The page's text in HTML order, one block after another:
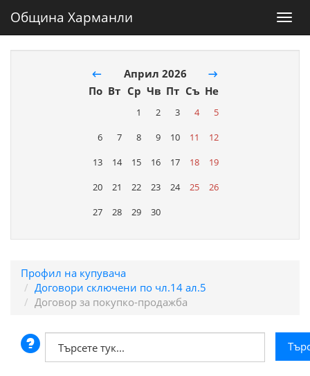
Община Харманли
← Април 2026
→
По Вт Ср Чв Пт Съ Не
1 2 3 4
5
6
7 8 9 10 11
12
13
14 15 16 17 18
19
20
21 22 23 24 25
26
27
28 29 30
Профил на купувача
Договори сключени по чл.14 ал.5
Договор за покупко-продажба